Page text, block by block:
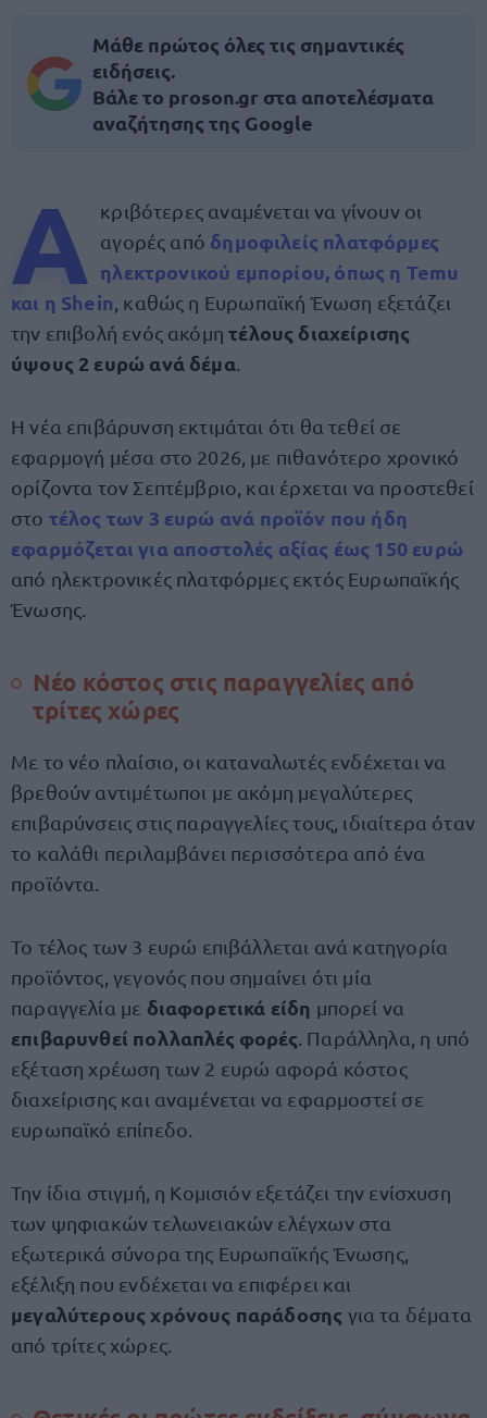
Μάθε πρώτος όλες τις σημαντικές
ειδήσεις.
Βάλε το proson.gr στα αποτελέσματα
αναζήτησης της Google
Α κριβότερες αναμένεται να γίνουν οι
αγορές από δημοφιλείς πλατφόρμες
ηλεκτρονικού εμπορίου, όπως η Temu
και η Shein , καθώς η Ευρωπαϊκή Ένωση εξετάζει
την επιβολή ενός ακόμητέλους διαχείρισης
ύψους 2 ευρώ ανά δέμα
Η νέα επιβάρυνση εκτιμάται ότι θα τεθεί σε
εφαρμογή μέσα στο 2026, με πιθανότερο χρονικό
ορίζοντα τον Σεπτέμβριο, και έρχεται να προστεθεί
στο τέλος των 3 ευρώ ανά προϊόν που ήδη
εφαρμόζεται για αποστολές αξίας έως 150 ευρώ
από ηλεκτρονικές πλατφόρμες εκτός Ευρωπαϊκής
Ένωσης.
Νέο κόστος στις παραγγελίες από
τρίτες χώρες
Με το νέο πλαίσιο, οι καταναλωτές ενδέχεται να
βρεθούν αντιμέτωποι με ακόμη μεγαλύτερες
επιβαρύνσεις στις παραγγελίες τους, ιδιαίτερα όταν
το καλάθι περιλαμβάνει περισσότερα από ένα
προϊόντα.
Το τέλος των 3 ευρώ επιβάλλεται ανά κατηγορία
προϊόντος, γεγονός που σημαίνει ότι μία
παραγγελία με διαφορετικά είδη μπορεί να
επιβαρυνθεί πολλαπλές φορές . Παράλληλα, η υπό
εξέταση χρέωση των 2 ευρώ αφορά κόστος
διαχείρισης και αναμένεται να εφαρμοστεί σε
ευρωπαϊκό επίπεδο.
Την ίδια στιγμή, η Κομισιόν εξετάζει την ενίσχυση
των ψηφιακών τελωνειακών ελέγχων στα
εξωτερικά σύνορα της Ευρωπαϊκής Ένωσης,
εξέλιξη που ενδέχεται να επιφέρει και
μεγαλύτερους χρόνους παράδοσης για τα δέματα
από τρίτες χώρες.